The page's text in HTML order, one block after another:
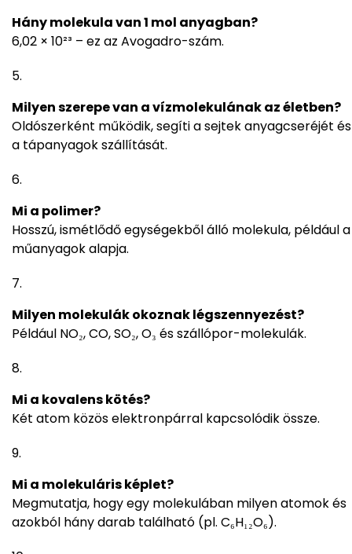
Hány molekula van 1 mol anyagban?
6,02 × 10²³ – ez az Avogadro-szám.
Milyen szerepe van a vízmolekulának az életben?
Oldószerként működik, segíti a sejtek anyagcseréjét és
a tápanyagok szállítását.
Mi a polimer?
Hosszú, ismétlődő egységekből álló molekula, például a
műanyagok alapja.
Milyen molekulák okoznak légszennyezést?
Például NO₂, CO, SO₂, O₃ és szállópor-molekulák.
Mi a kovalens kötés?
Két atom közös elektronpárral kapcsolódik össze.
Mi a molekuláris képlet?
Megmutatja, hogy egy molekulában milyen atomok és
azokból hány darab található (pl. C₆H₁₂O₆).